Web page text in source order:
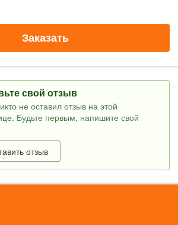
Заказать
свой отзыв
не оставил отзыв на этой
Будьте первым, напишите свой
отзыв